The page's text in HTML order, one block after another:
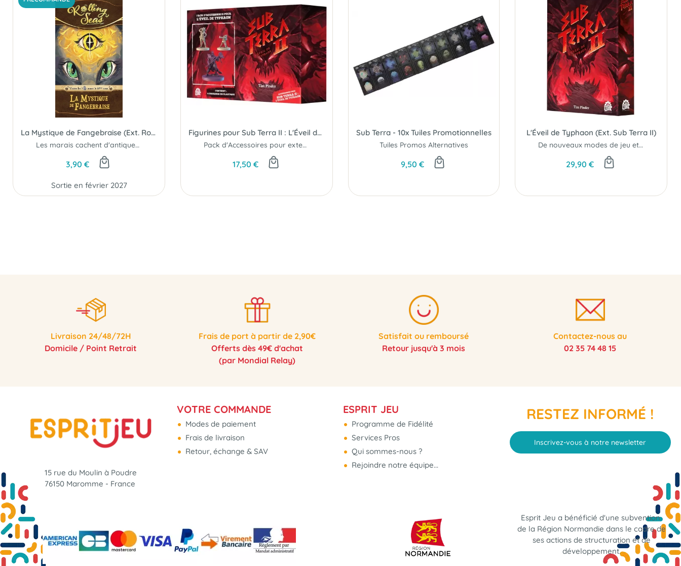
La Mystique de Fangebraise (Ext. Rolling Seas)
Les marais cachent d'antiques pouvoirs !
3,90 €
Sortie en février 2027
Figurines pour Sub Terra II : L'Éveil de Typhaon
Pack d'Accessoires pour extension...
17,50 €
Sub Terra - 10x Tuiles Promotionnelles
Tuiles Promos Alternatives
9,50 €
L'Éveil de Typhaon (Ext. Sub Terra II)
De nouveaux modes de jeu et personnages...
29,90 €
Livraison 24/48/72H
Domicile / Point Retrait
Frais de port à partir de 2,90€
Offerts dès 49€ d'achat
(par Mondial Relay)
Satisfait ou remboursé
Retour jusqu'à 3 mois
Contactez-nous au
02 35 74 48 15
15 rue du Moulin à Poudre
76150 Maromme - France
VOTRE COMMANDE
Modes de paiement
Frais de livraison
Retour, échange & SAV
ESPRIT JEU
Programme de Fidélité
Services Pros
Qui sommes-nous ?
Rejoindre notre équipe...
RESTEZ INFORMÉ !
Inscrivez-vous à notre newsletter
Esprit Jeu a bénéficié d'une subvention
de la Région Normandie dans le cadre de
ses actions de structuration et de
développement.